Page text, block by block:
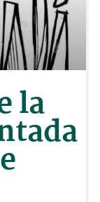
la